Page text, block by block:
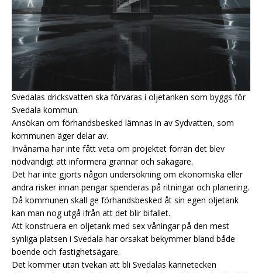
Svedalas dricksvatten ska förvaras i oljetanken som byggs för
Svedala kommun.
Ansökan om förhandsbesked lämnas in av Sydvatten, som
kommunen äger delar av.
Invånarna har inte fått veta om projektet förrän det blev
nödvändigt att informera grannar och sakägare.
Det har inte gjorts någon undersökning om ekonomiska eller
andra risker innan pengar spenderas på ritningar och planering.
Då kommunen skall ge förhandsbesked åt sin egen oljetank
kan man nog utgå ifrån att det blir bifallet.
Att konstruera en oljetank med sex våningar på den mest
synliga platsen i Svedala har orsakat bekymmer bland både
boende och fastighetsägare.
Det kommer utan tvekan att bli Svedalas kännetecken